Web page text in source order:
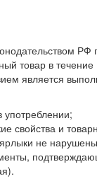
товар в
является
употреблении;
свойства и
не